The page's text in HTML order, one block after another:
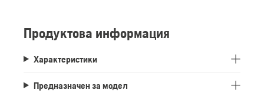
Продуктова информация
Характеристики
Предназначен за модел